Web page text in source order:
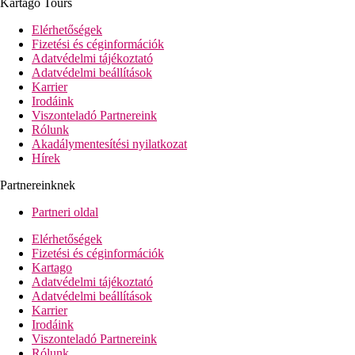
Szálloda felszereltsége
büféétterem
5 a'la carte-étterem (távol-keleti és török étterem
ingyenesen, olasz, mexikói és hal étterem térítés
ellenében, heti 1x, előzetes foglalás szükséges)
6 bár
diszkó
Wi-Fi ingyenesen
kis szupermarket
mosoda
fodrászat
5 medence (napágyak és napernyők ingyenesen)
csúszda
strandbár
strandétterem
fedett medence
gyermekmedence
miniklub (4-12 éveseknek)
juniorklub (13-16 éveseknek)
minidiszkó
játszótér
Kartago Tours
Elérhetőségek
Fizetési és céginformációk
Adatvédelmi tájékoztató
Adatvédelmi beállítások
Karrier
Irodáink
Viszonteladó Partnereink
Rólunk
Akadálymentesítési nyilatkozat
Hírek
Partnereinknek
Partneri oldal
Elérhetőségek
Fizetési és céginformációk
Kartago
Adatvédelmi tájékoztató
Adatvédelmi beállítások
Karrier
Irodáink
Viszonteladó Partnereink